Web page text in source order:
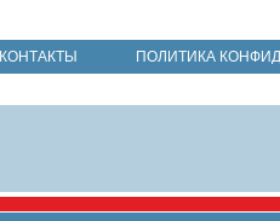
КОНТАКТЫ ПОЛИТИКА